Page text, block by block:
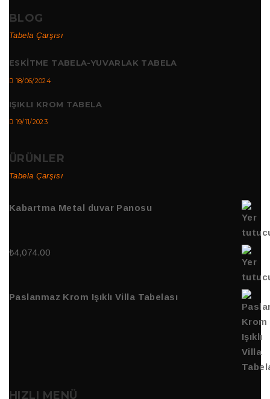
BLOG
Tabela Çarşısı
ESKITME TABELA-YUVARLAK TABELA
18/06/2024
IŞIKLI KROM TABELA
19/11/2023
ÜRÜNLER
Tabela Çarşısı
Kabartma Metal duvar Panosu
₺4,074.00
Paslanmaz Krom Işıklı Villa Tabelası
HIZLI MENÜ